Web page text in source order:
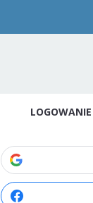
LOGOWANIE